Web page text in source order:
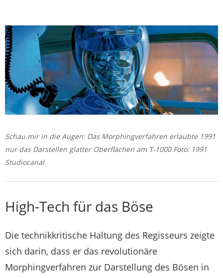
Schau mir in die Augen: Das Morphingverfahren erlaubte 1991
nur das Darstellen glatter Oberflächen am T-1000 Foto: 1991
Studiocanal
High-Tech für das Böse
Die technikkritische Haltung des Regisseurs zeigte
sich darin, dass er das revolutionäre
Morphingverfahren zur Darstellung des Bösen in